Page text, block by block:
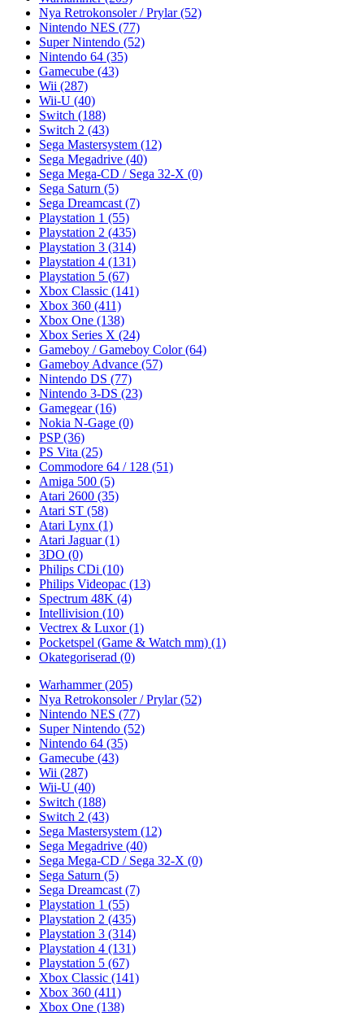
Nya Retrokonsoler / Prylar(52)
Nintendo NES (77)
Super Nintendo (52)
Nintendo 64 (35)
Gamecube (43)
Wii (287)
Wii-U (40)
Switch (188)
Switch 2 (43)
Sega Mastersystem (12)
Sega Megadrive (40)
Sega Mega-CD / Sega 32-X (0)
Sega Saturn (5)
Sega Dreamcast (7)
Playstation 1 (55)
Playstation 2 (435)
Playstation 3 (314)
Playstation 4 (131)
Playstation 5 (67)
Xbox Classic (141)
Xbox 360 (411)
Xbox One (138)
Xbox Series X (24)
Gameboy / Gameboy Color(64)
Gameboy Advance (57)
Nintendo DS (77)
Nintendo 3-DS (23)
Gamegear(16)
Nokia N-Gage (0)
PSP(36)
PS Vita (25)
Commodore 64 / 128 (51)
Amiga 500 (5)
Atari 2600 (35)
Atari ST (58)
Atari Lynx (1)
Atari Jaguar(1)
3DO (0)
Philips CDi (10)
Philips Videopac (13)
Spectrum 48K (4)
Intellivision (10)
Vectrex & Luxor(1)
Pocketspel (Game & Watch mm) (1)
Okategoriserad (0)
Warhammer(205)
Nya Retrokonsoler / Prylar(52)
Nintendo NES (77)
Super Nintendo (52)
Nintendo 64 (35)
Gamecube (43)
Wii (287)
Wii-U (40)
Switch (188)
Switch 2 (43)
Sega Mastersystem (12)
Sega Megadrive (40)
Sega Mega-CD / Sega 32-X (0)
Sega Saturn (5)
Sega Dreamcast (7)
Playstation 1 (55)
Playstation 2 (435)
Playstation 3 (314)
Playstation 4 (131)
Playstation 5 (67)
Xbox Classic (141)
Xbox 360 (411)
Xbox One (138)